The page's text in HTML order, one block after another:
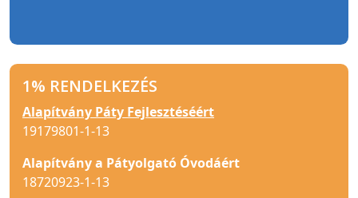
1% RENDELKEZÉS
Alapítvány Páty Fejlesztéséért
19179801-1-13
Alapítvány a Pátyolgató Óvodáért
18720923-1-13